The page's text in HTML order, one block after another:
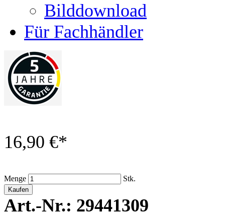
Bilddownload
Für Fachhändler
16,90 €*
Menge Stk.
Kaufen
Art.-Nr.: 29441309